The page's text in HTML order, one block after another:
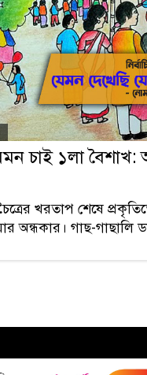
চাই ১লা বৈশাখ:
খরতাপ শেষে
অন্ধকার। গাছ-গাছালি